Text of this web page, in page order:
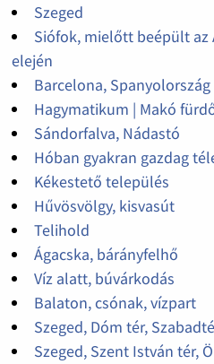
Szeged
Siófok, mielőtt beépült az
elején
Barcelona, Spanyolország
Hagymatikum | Makó
Sándorfalva, Nádastó
Hóban gyakran gazdag
Kékestető település
Hűvösvölgy, kisvasút
Telihold
Ágacska, bárányfelhő
Víz alatt, búvárkodás
Balaton, csónak, vízpart
Szeged, Dóm tér,
Szeged, Szent István tér,